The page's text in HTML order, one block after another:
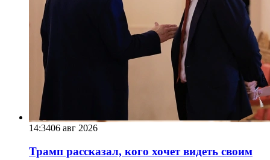
14:3406 авг 2026
Трамп рассказал, кого хочет видеть своим